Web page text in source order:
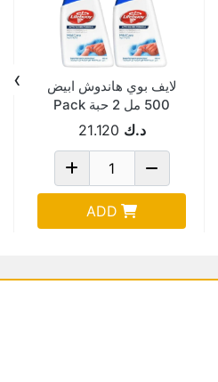
لايف بوي هاندوش ابيض
500 مل 2 حبة Pack
Of 6 د.ك 21.120
ADD
›